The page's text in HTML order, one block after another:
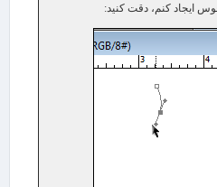
ایجاد کنم، دقت کنید: